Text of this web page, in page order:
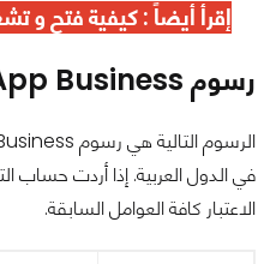
إقرأ أيضاً :كيفية فتح و
رسوم WhatsApp Business
في الدول العربية. إذا أردت حساب
الاعتبار كافة العوامل السابقة.